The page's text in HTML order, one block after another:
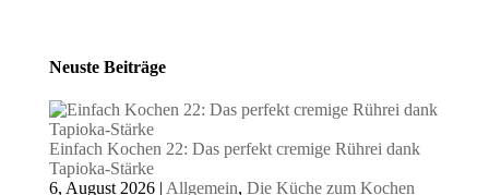
Neuste Beiträge
Einfach Kochen 22: Das perfekt cremige Rührei dank
Tapioka-Stärke
6, August 2026| Allgemein, Die Küche zum Kochen